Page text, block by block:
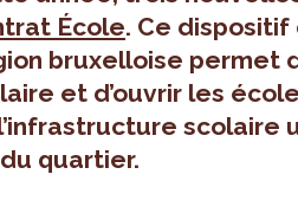
École. Ce
bruxelloise permet
et d’ouvrir les
scolaire
quartier.